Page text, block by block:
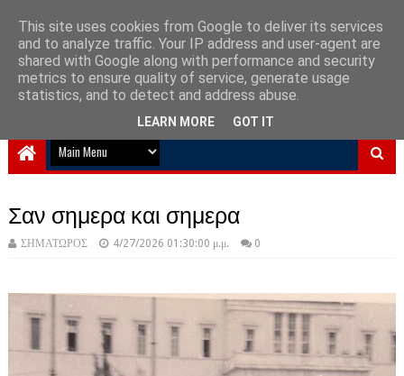
NewPlanet09
Ειδήσεις νέα από την Ελλάδα και τον κόσμο
Σαν σημερα και σημερα
ΣΗΜΑΤΩΡΟΣ 4/27/2026 01:30:00 μ.μ. 0
This site uses cookies from Google to deliver its services
and to analyze traffic. Your IP address and user-agent are
shared with Google along with performance and security
metrics to ensure quality of service, generate usage
statistics, and to detect and address abuse.
LEARN MORE GOT IT